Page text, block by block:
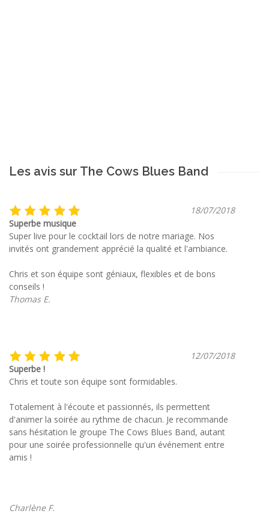
Les avis sur The Cows Blues Band
18/07/2018
Superbe musique
Super live pour le cocktail lors de notre mariage. Nos
invités ont grandement apprécié la qualité et l'ambiance.
Chris et son équipe sont géniaux, flexibles et de bons
conseils !
Thomas E.
12/07/2018
Superbe !
Chris et toute son équipe sont formidables.
Totalement à l'écoute et passionnés, ils permettent
d'animer la soirée au rythme de chacun. Je recommande
sans hésitation le groupe The Cows Blues Band, autant
pour une soirée professionnelle qu'un événement entre
amis !
Charlène F.